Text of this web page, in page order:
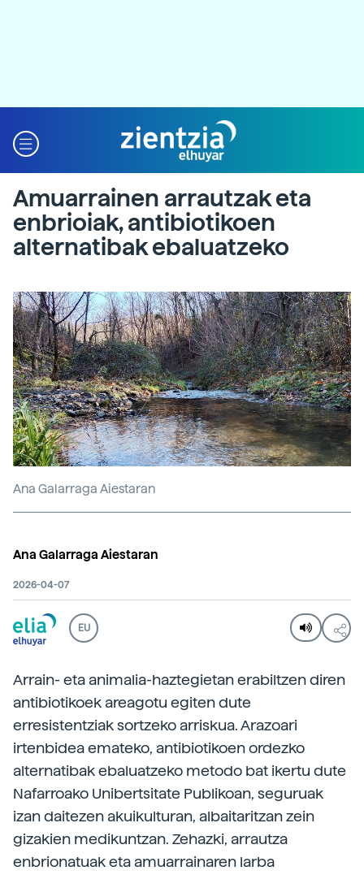
Amuarrainen arrautzak eta
enbrioiak, antibiotikoen
alternatibak ebaluatzeko
Ana Galarraga Aiestaran
Ana Galarraga Aiestaran
2026-04-07
EU
Arrain- eta animalia-haztegietan erabiltzen diren
antibiotikoek areagotu egiten dute
erresistentziak sortzeko arriskua. Arazoari
irtenbidea emateko, antibiotikoen ordezko
alternatibak ebaluatzeko metodo bat ikertu dute
Nafarroako Unibertsitate Publikoan, seguruak
izan daitezen akuikulturan, albaitaritzan zein
gizakien medikuntzan. Zehazki, arrautza
enbrionatuak eta amuarrainaren larba